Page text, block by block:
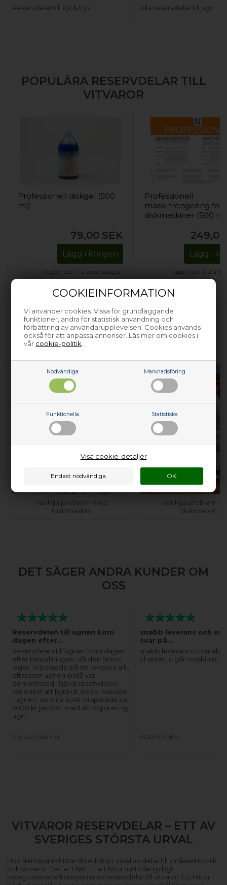
COOKIEINFORMATION
Vi använder cookies. Vissa för grundläggande
funktioner, andra för statistisk användning och
förbättring av användarupplevelsen. Cookies används
också för att anpassa annonser. Läs mer om cookies i
vår cookie-politik
Nödvändiga Marknadsföring
Funktionella Statistiska
Visa cookie-detaljer
Reservdelar till kyl & frys
Alla reservdelar till ugn
POPULÄRA RESERVDELAR TILL
VITVAROR
Professionell diskgel (500
ml)
79,00 SEK
Lägg i korgen
I lager. Lev. 1-2 arbetsdagar.
Professionell
maskinrengöring för
diskmaskiner (500
249,00
Lägg i
I lager. Lev. 1-2
HJÄLP MED ATT REPARERA DINA
din tvättmaskin?
Vanliga problem med
tvättmaskin
Behöver du hjälp
din
Vanliga problem
diskmaskin
DET SÄGER ANDRA KUNDER OM
OSS
Reservdelen till ugnen kom
dagen efter…
Reservdelen till ugnen kom dagen
efter beställningen, då den fanns i
lager. Vi passade på att rengöra allt,
eftersom ugnen ändå var
demonterad. Själva reservdelen
var enkel att byta ut, och vi bakade
i ugnen, samma kväll. Vi sparade ca
5000 kr jämfört med att köpa en ny
ugn.
Marcus Teschner
snabb leverans och
svar på…
snabb leverans och
chatten, u går maskinen
Matte Lindén
VITVAROR RESERVDELAR – ETT AV
SVERIGES STÖRSTA URVAL
Hos Nettoparts hittar du ett stort urval av delar till småelektronik
och vitvaror. Det är ENKELT att hitta runt i de tydligt
kategoriserade kategorier av reservdelar till vitvaror. Du hittar